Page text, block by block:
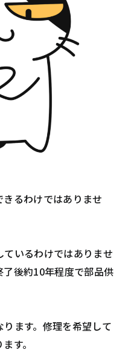
るわけではありませ
いるわけではありませ
後約10年程度で部品供
ます。修理を希望して
す。